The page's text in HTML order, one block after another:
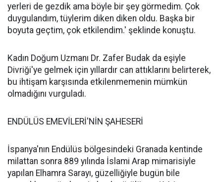
yerleri de gezdik ama böyle bir şey görmedim. Çok
duygulandım, tüylerim diken diken oldu. Başka bir
boyuta geçtim, çok etkilendim.' şeklinde konuştu.
Kadın Doğum Uzmanı Dr. Zafer Budak da eşiyle
Divriği'ye gelmek için yıllardır can attıklarını belirterek,
bu ihtişam karşısında etkilenmemenin mümkün
olmadığını vurguladı.
ENDÜLÜS EMEVİLERİ'NİN ŞAHESERİ
İspanya'nın Endülüs bölgesindeki Granada kentinde
milattan sonra 889 yılında İslami Arap mimarisiyle
yapılan Elhamra Sarayı, güzelliğiyle bugün bile